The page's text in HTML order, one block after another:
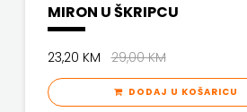
MATEVERBUM
VORTO PALABRA
ZNANJE
MIRON U ŠKRIPCU
23,20 KM29,00 KM
DODAJ U KOŠARICU